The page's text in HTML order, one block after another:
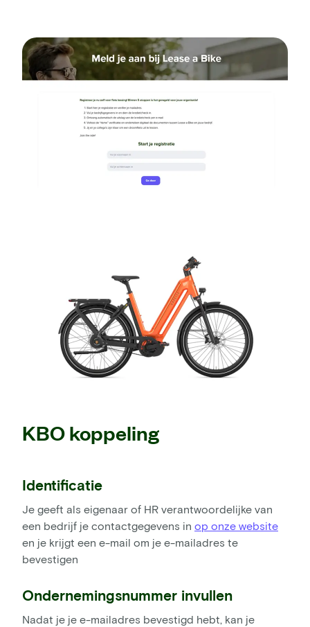
KBO koppeling
Identificatie
Je geeft als eigenaar of HR verantwoordelijke van
een bedrijf je contactgegevens in op onze website
en je krijgt een e-mail om je e-mailadres te
bevestigen
Ondernemingsnummer invullen
Nadat je je e-mailadres bevestigd hebt, kan je